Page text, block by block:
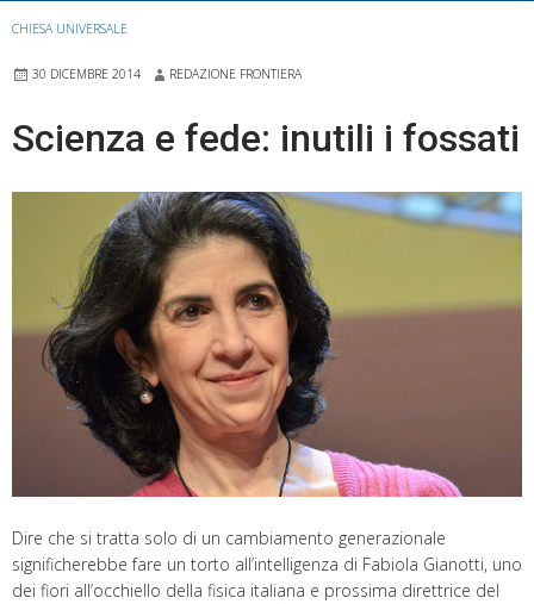
CHIESA UNIVERSALE
30 DICEMBRE 2014 REDAZIONE FRONTIERA
Scienza e fede: inutili i fossati
Dire che si tratta solo di un cambiamento generazionale
significherebbe fare un torto all’intelligenza di Fabiola Gianotti, uno
dei fiori all’occhiello della fisica italiana e prossima direttrice del